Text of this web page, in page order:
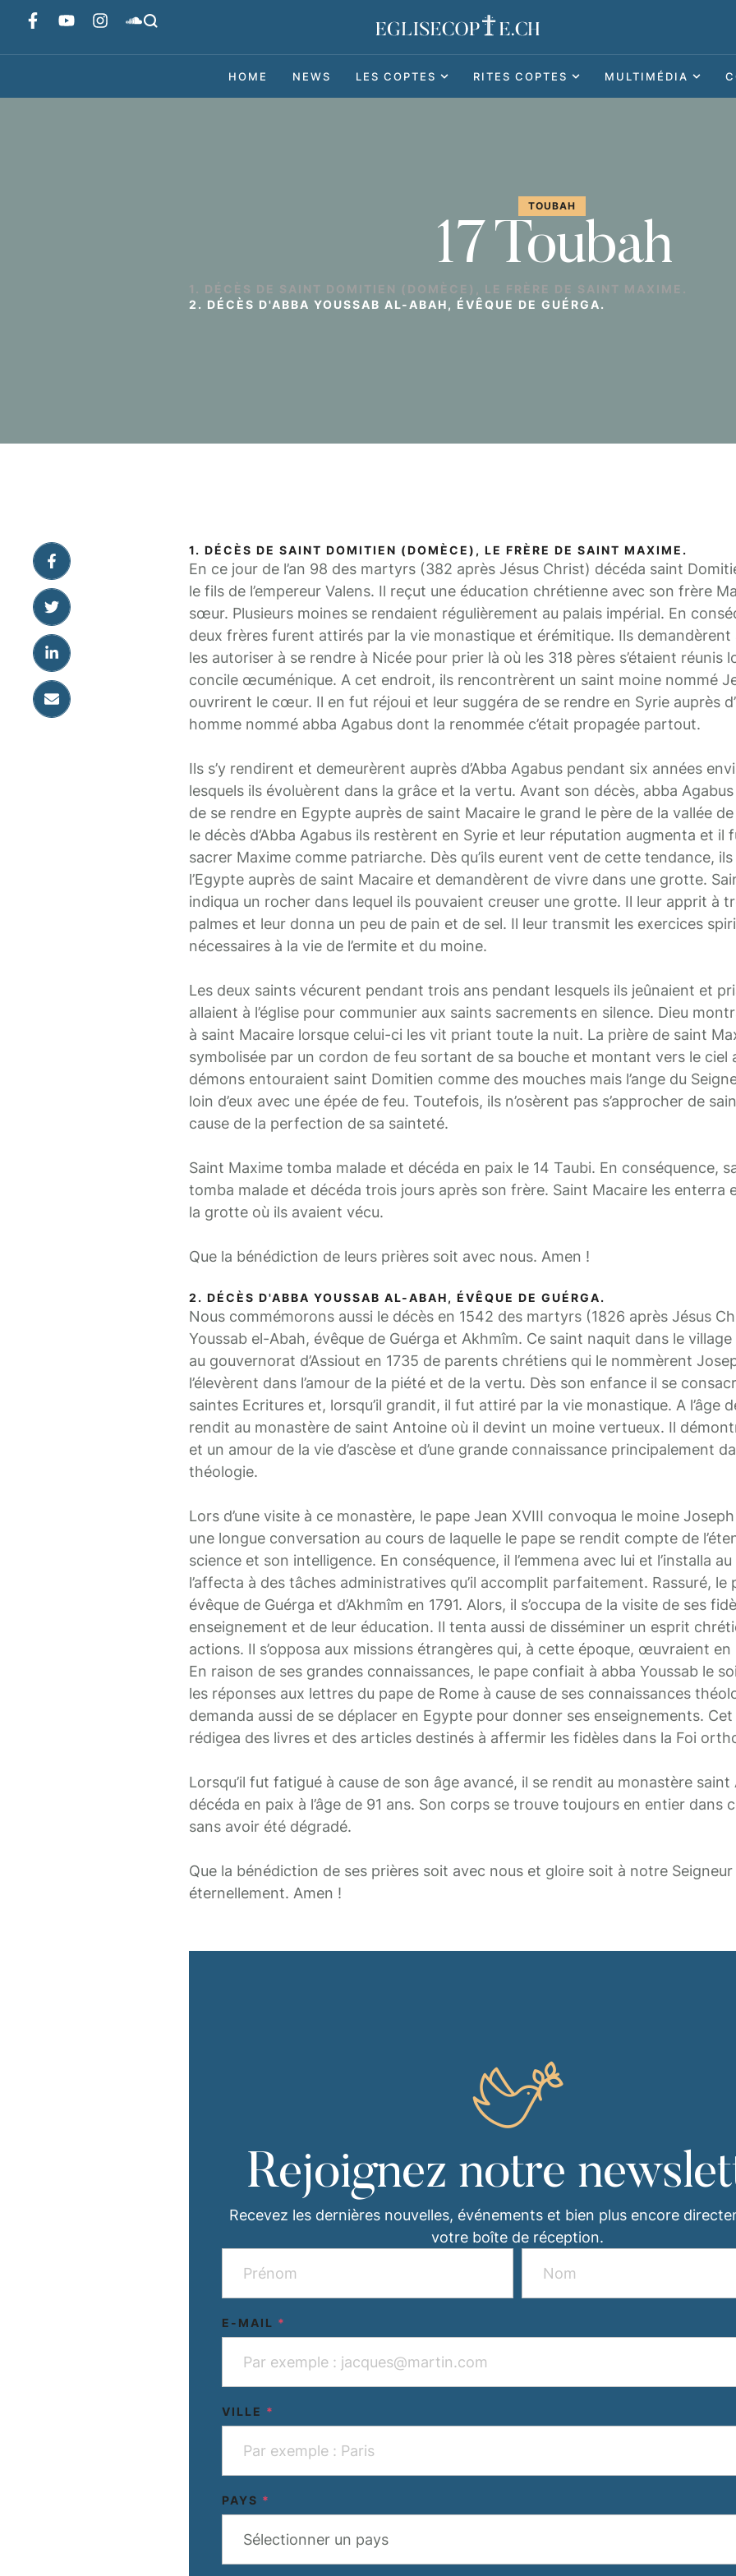
HOME NEWS LES COPTES RITES COPTES MULTIMÉDIA
TOUBAH
17 Toubah
1. DÉCÈS DE SAINT DOMITIEN (DOMÈCE), LE FRÈRE DE SAINT MAXIME.
2. DÉCÈS D'ABBA YOUSSAB AL-ABAH, ÉVÊQUE DE GUÉRGA.
1. DÉCÈS DE SAINT DOMITIEN (DOMÈCE), LE FRÈRE DE SAINT MAXIME.
En ce jour de l’an 98 des martyrs (382 après Jésus Christ) décéda saint
le fils de l’empereur Valens. Il reçut une éducation chrétienne avec son frère
sœur. Plusieurs moines se rendaient régulièrement au palais impérial. En
deux frères furent attirés par la vie monastique et érémitique. Ils demandèrent
les autoriser à se rendre à Nicée pour prier là où les 318 pères s’étaient réunis
concile œcuménique. A cet endroit, ils rencontrèrent un saint moine nommé
ouvrirent le cœur. Il en fut réjoui et leur suggéra de se rendre en Syrie auprès
homme nommé abba Agabus dont la renommée c’était propagée partout.
Ils s’y rendirent et demeurèrent auprès d’Abba Agabus pendant six années
lesquels ils évoluèrent dans la grâce et la vertu. Avant son décès, abba
de se rendre en Egypte auprès de saint Macaire le grand le père de la vallée
le décès d’Abba Agabus ils restèrent en Syrie et leur réputation augmenta et il
sacrer Maxime comme patriarche. Dès qu’ils eurent vent de cette tendance,
l’Egypte auprès de saint Macaire et demandèrent de vivre dans une grotte.
indiqua un rocher dans lequel ils pouvaient creuser une grotte. Il leur apprit à
palmes et leur donna un peu de pain et de sel. Il leur transmit les exercices
nécessaires à la vie de l’ermite et du moine.
Les deux saints vécurent pendant trois ans pendant lesquels ils jeûnaient et
allaient à l’église pour communier aux saints sacrements en silence. Dieu
à saint Macaire lorsque celui-ci les vit priant toute la nuit. La prière de saint
symbolisée par un cordon de feu sortant de sa bouche et montant vers le ciel
démons entouraient saint Domitien comme des mouches mais l’ange du
loin d’eux avec une épée de feu. Toutefois, ils n’osèrent pas s’approcher de
cause de la perfection de sa sainteté.
Saint Maxime tomba malade et décéda en paix le 14 Taubi. En conséquence,
tomba malade et décéda trois jours après son frère. Saint Macaire les enterra
la grotte où ils avaient vécu.
Que la bénédiction de leurs prières soit avec nous. Amen !
2. DÉCÈS D'ABBA YOUSSAB AL-ABAH, ÉVÊQUE DE GUÉRGA.
Nous commémorons aussi le décès en 1542 des martyrs (1826 après Jésus
Youssab el-Abah, évêque de Guérga et Akhmîm. Ce saint naquit dans le village
au gouvernorat d’Assiout en 1735 de parents chrétiens qui le nommèrent
l’élevèrent dans l’amour de la piété et de la vertu. Dès son enfance il se
saintes Ecritures et, lorsqu’il grandit, il fut attiré par la vie monastique. A l’âge
rendit au monastère de saint Antoine où il devint un moine vertueux. Il
et un amour de la vie d’ascèse et d’une grande connaissance principalement
théologie.
Lors d’une visite à ce monastère, le pape Jean XVIII convoqua le moine
une longue conversation au cours de laquelle le pape se rendit compte de
science et son intelligence. En conséquence, il l’emmena avec lui et l’installa
l’affecta à des tâches administratives qu’il accomplit parfaitement. Rassuré, le
évêque de Guérga et d’Akhmîm en 1791. Alors, il s’occupa de la visite de ses
enseignement et de leur éducation. Il tenta aussi de disséminer un esprit
actions. Il s’opposa aux missions étrangères qui, à cette époque, œuvraient
En raison de ses grandes connaissances, le pape confiait à abba Youssab le
les réponses aux lettres du pape de Rome à cause de ses connaissances
demanda aussi de se déplacer en Egypte pour donner ses enseignements. Cet
rédigea des livres et des articles destinés à affermir les fidèles dans la Foi
Lorsqu’il fut fatigué à cause de son âge avancé, il se rendit au monastère
décéda en paix à l’âge de 91 ans. Son corps se trouve toujours en entier dans
sans avoir été dégradé.
Que la bénédiction de ses prières soit avec nous et gloire soit à notre Seigneur
éternellement. Amen !
Rejoignez notre
Recevez les dernières nouvelles, événements et bien plus encore
votre boîte de réception.
E-MAIL *
VILLE *
PAYS *
Sélectionner un pays